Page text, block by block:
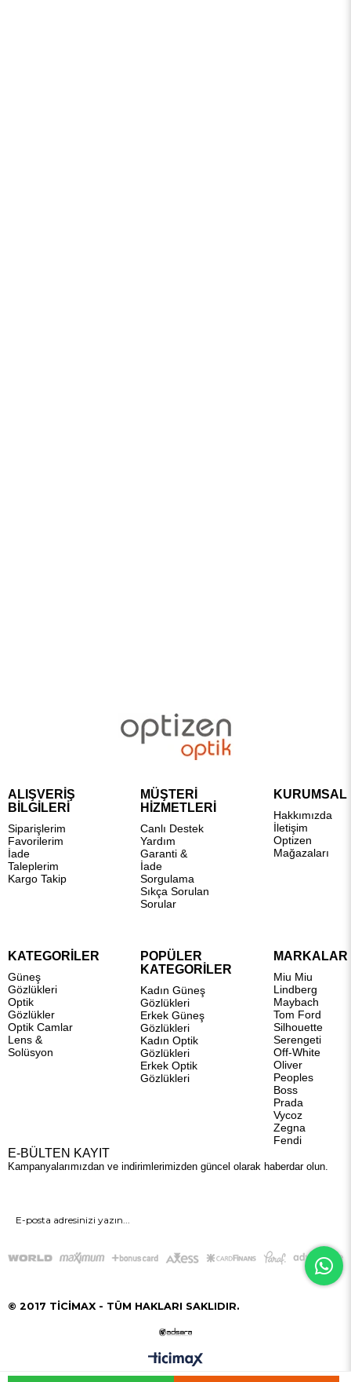
ALIŞVERİŞ
BİLGİLERİ
Siparişlerim
Favorilerim
İade
Taleplerim
Kargo Takip
MÜŞTERİ
HİZMETLERİ
Canlı Destek
Yardım
Garanti &
İade
Sorgulama
Sıkça Sorulan
Sorular
KURUMSAL
Hakkımızda
İletişim
Optizen
Mağazaları
KATEGORİLER
Güneş
Gözlükleri
Optik
Gözlükler
Optik Camlar
Lens &
Solüsyon
POPÜLER
KATEGORİLER
Kadın Güneş
Gözlükleri
Erkek Güneş
Gözlükleri
Kadın Optik
Gözlükleri
Erkek Optik
Gözlükleri
MARKALAR
Miu Miu
Lindberg
Maybach
Tom Ford
Silhouette
Serengeti
Off-White
Oliver
Peoples
Boss
Prada
Vycoz
Zegna
Fendi
E-BÜLTEN KAYIT
Kampanyalarımızdan ve indirimlerimizden güncel olarak haberdar olun.
GÖNDER
© 2017 TİCİMAX - TÜM HAKLARI SAKLIDIR.